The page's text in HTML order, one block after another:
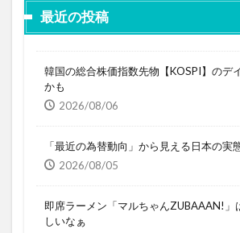
最近の投稿
韓国の総合株価指数先物【KOSPI】のデ
かも
2026/08/06
「最近の為替動向」から見える日本の実
2026/08/05
即席ラーメン「マルちゃんZUBAAAN!」
しいなぁ